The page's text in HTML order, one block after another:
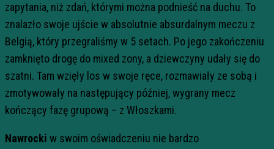
zapytania, niż zdań, którymi można podnieść na duchu. To
znalazło swoje ujście w absolutnie absurdalnym meczu z
Belgią, który przegraliśmy w 5 setach. Po jego zakończeniu
zamknięto drogę do mixed zony, a dziewczyny udały się do
szatni. Tam wzięły los w swoje ręce, rozmawiały ze sobą i
zmotywowały na następujący później, wygrany mecz
kończący fazę grupową – z Włoszkami.
Nawrocki w swoim oświadczeniu nie bardzo